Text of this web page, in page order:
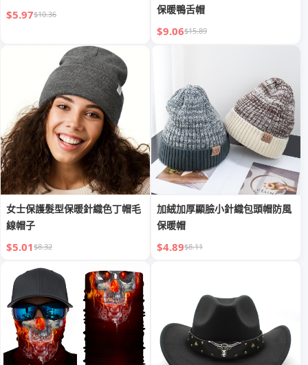
$5.97$10.36
保暖鴨舌帽
$9.06$15.89
女士保護髮型保暖針織色丁帽毛
線帽子
$5.01$8.32
加絨加厚顯臉小針織包頭帽防風
保暖帽
$4.89$8.11